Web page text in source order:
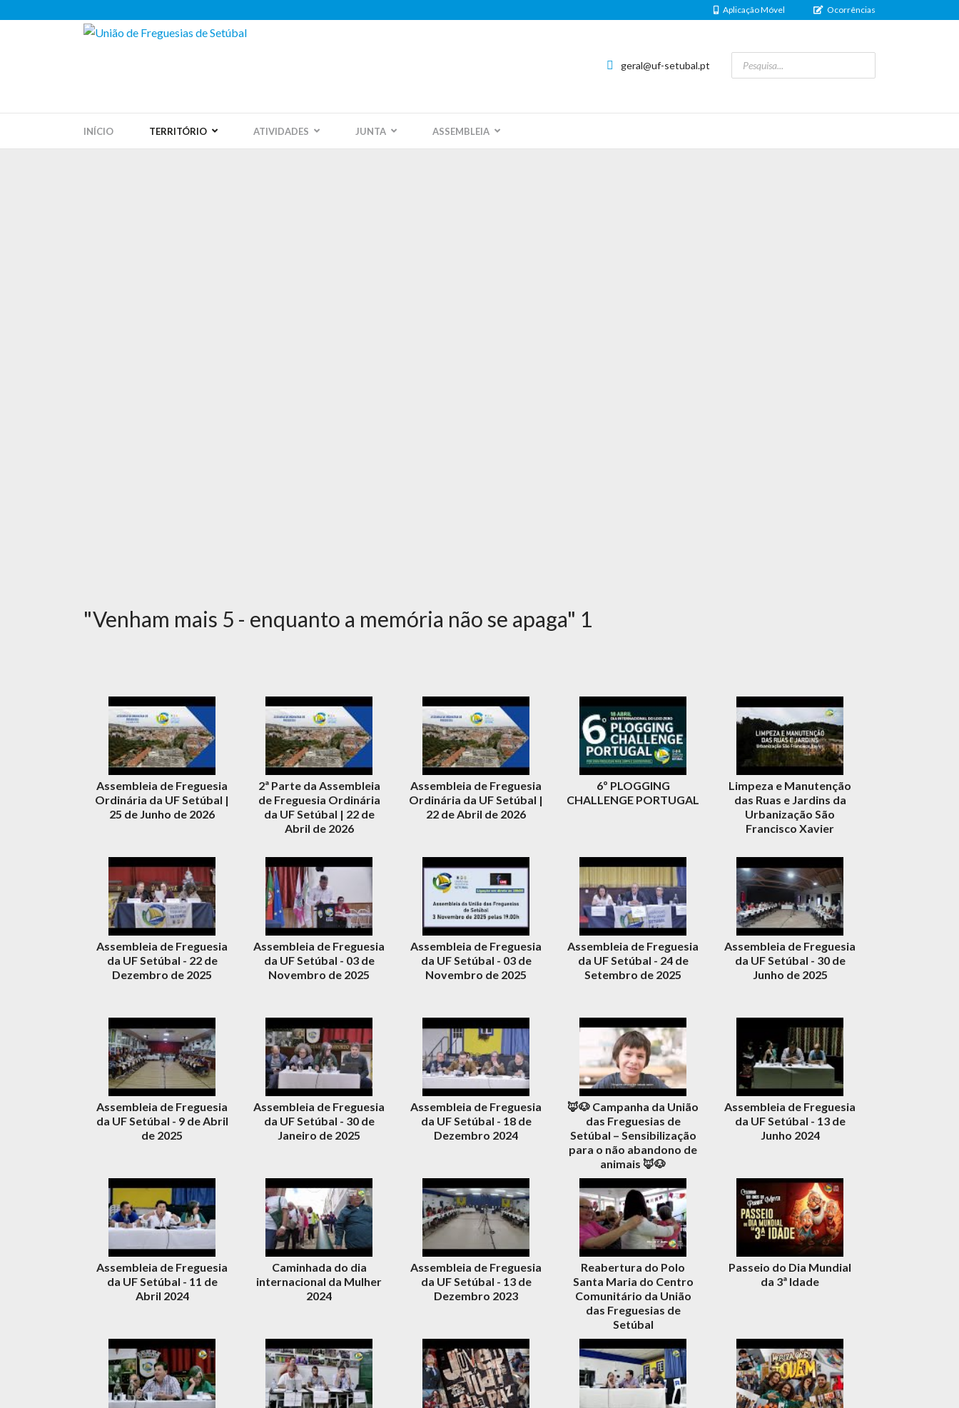
Aplicação Móvel Ocorrências
geral@uf-setubal.pt
INÍCIO TERRITÓRIO ATIVIDADES JUNTA ASSEMBLEIA
"Venham mais 5 - enquanto a memória não se apaga" 1
Assembleia de Freguesia
Ordinária da UF Setúbal |
25 de Junho de 2026
2ª Parte da Assembleia
de Freguesia Ordinária
da UF Setúbal | 22 de
Abril de 2026
Assembleia de Freguesia
Ordinária da UF Setúbal |
22 de Abril de 2026
6º PLOGGING
CHALLENGE PORTUGAL
Limpeza e Manutenção
das Ruas e Jardins da
Urbanização São
Francisco Xavier
Assembleia de Freguesia
da UF Setúbal - 22 de
Dezembro de 2025
Assembleia de Freguesia
da UF Setúbal - 03 de
Novembro de 2025
Assembleia de Freguesia
da UF Setúbal - 03 de
Novembro de 2025
Assembleia de Freguesia
da UF Setúbal - 24 de
Setembro de 2025
Assembleia de Freguesia
da UF Setúbal - 30 de
Junho de 2025
Assembleia de Freguesia
da UF Setúbal - 9 de Abril
de 2025
Assembleia de Freguesia
da UF Setúbal - 30 de
Janeiro de 2025
Assembleia de Freguesia
da UF Setúbal - 18 de
Dezembro 2024
🦊🐶 Campanha da União
das Freguesias de
Setúbal – Sensibilização
para o não abandono de
animais 🦊🐶
Assembleia de Freguesia
da UF Setúbal - 13 de
Junho 2024
Assembleia de Freguesia
da UF Setúbal - 11 de
Abril 2024
Caminhada do dia
internacional da Mulher
2024
Assembleia de Freguesia
da UF Setúbal - 13 de
Dezembro 2023
Reabertura do Polo
Santa Maria do Centro
Comunitário da União
das Freguesias de
Setúbal
Passeio do Dia Mundial
da 3ª Idade